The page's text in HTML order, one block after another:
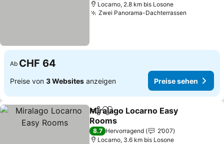
Locarno, 2.8 km bis Losone
Zwei Panorama-Dachterrassen
Ab CHF 64
Preise von 3 Websites anzeigen Preise sehen
TeilenZu Favoriten hinzufügen
Miralago Locarno Easy
Rooms
8.7 Hervorragend
2’007
Locarno, 3.6 km bis Losone